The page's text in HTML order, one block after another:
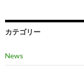
カテゴリー
News